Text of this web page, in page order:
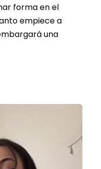
forma en el
empiece a
una